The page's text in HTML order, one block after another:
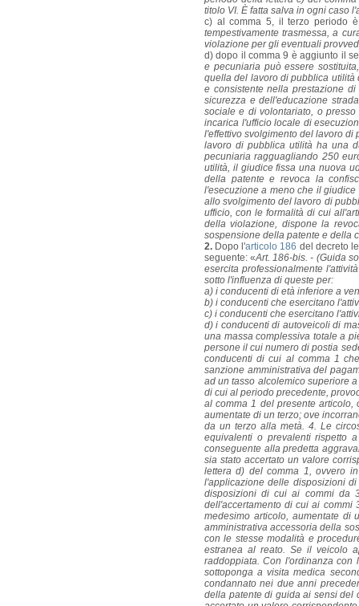
titolo VI. È fatta salva in ogni caso
c) al comma 5, il terzo periodo
tempestivamente trasmessa, a
violazione per gli eventuali
d) dopo il comma 9 è aggiunto il
e pecuniaria può essere
quella del lavoro di pubblica utilità
e consistente nella prestazione
sicurezza e dell'educazione
sociale e di volontariato, o
incarica l'ufficio locale di
l'effettivo svolgimento del lavoro
lavoro di pubblica utilità ha una
pecuniaria ragguagliando 250
utilità, il giudice fissa una nuova
della patente e revoca la
l'esecuzione a meno che il
allo svolgimento del lavoro di
ufficio, con le formalità di cui
della violazione, dispone la
sospensione della patente e della
2. Dopo l'articolo 186 del decreto
seguente: «Art. 186-bis. - (Guida
esercita professionalmente
sotto l'influenza di queste per:
a) i conducenti di età inferiore a
b) i conducenti che esercitano
c) i conducenti che esercitano
d) i conducenti di autoveicoli di
una massa complessiva totale a
persone il cui numero di postia
conducenti di cui al comma 1
sanzione amministrativa del
ad un tasso alcolemico superiore
di cui al periodo precedente,
al comma 1 del presente
aumentate di un terzo; ove
da un terzo alla metà. 4. Le
equivalenti o prevalenti rispetto
conseguente alla predetta
sia stato accertato un valore
lettera d) del comma 1, ovvero
l'applicazione delle disposizioni
disposizioni di cui ai commi da
dell'accertamento di cui ai commi
medesimo articolo, aumentate
amministrativa accessoria della
con le stesse modalità e
estranea al reato. Se il veicolo
raddoppiata. Con l'ordinanza
sottoponga a visita medica
condannato nei due anni
della patente di guida ai sensi del